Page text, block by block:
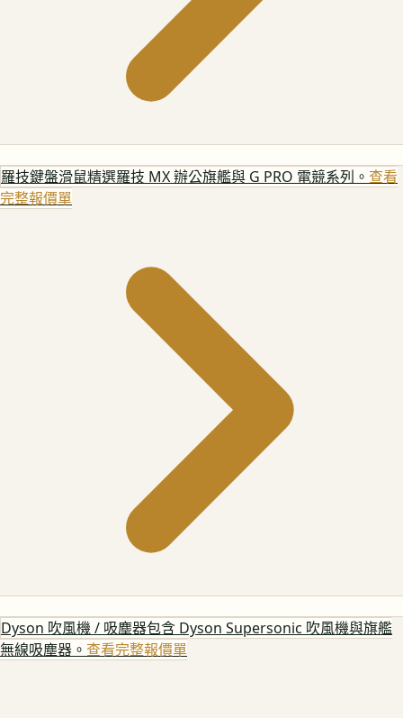
羅技鍵盤滑鼠精選羅技 MX 辦公旗艦與 G PRO 電競系列。 查看
完整報價單
Dyson 吹風機 / 吸塵器包含 Dyson Supersonic 吹風機與旗艦
無線吸塵器。 查看完整報價單